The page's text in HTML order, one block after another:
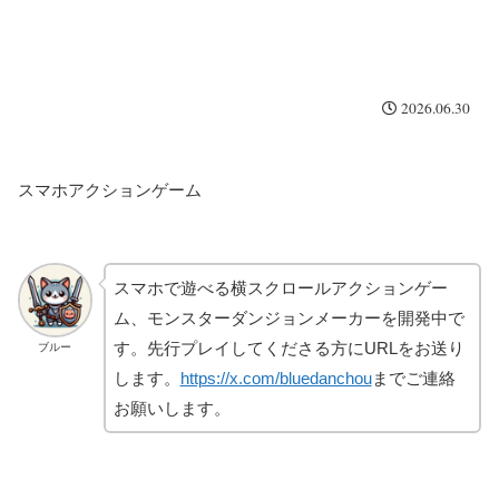
2026.06.30
スマホアクションゲーム
ブルー
スマホで遊べる横スクロールアクションゲー
ム、モンスターダンジョンメーカーを開発中で
す。先行プレイしてくださる方にURLをお送り
します。 https://x.com/bluedanchouまでご連絡
お願いします。